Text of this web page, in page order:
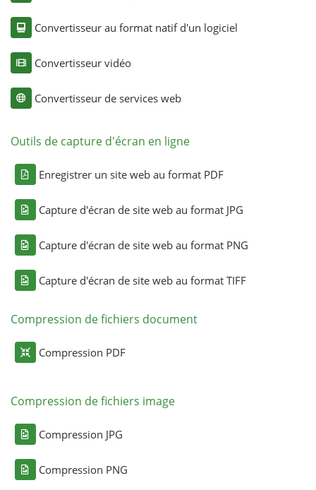
Convertisseur au format natif d'un logiciel
Convertisseur vidéo
Convertisseur de services web
Outils de capture d'écran en ligne
Enregistrer un site web au format PDF
Capture d'écran de site web au format JPG
Capture d'écran de site web au format PNG
Capture d'écran de site web au format TIFF
Compression de fichiers document
Compression PDF
Compression de fichiers image
Compression JPG
Compression PNG